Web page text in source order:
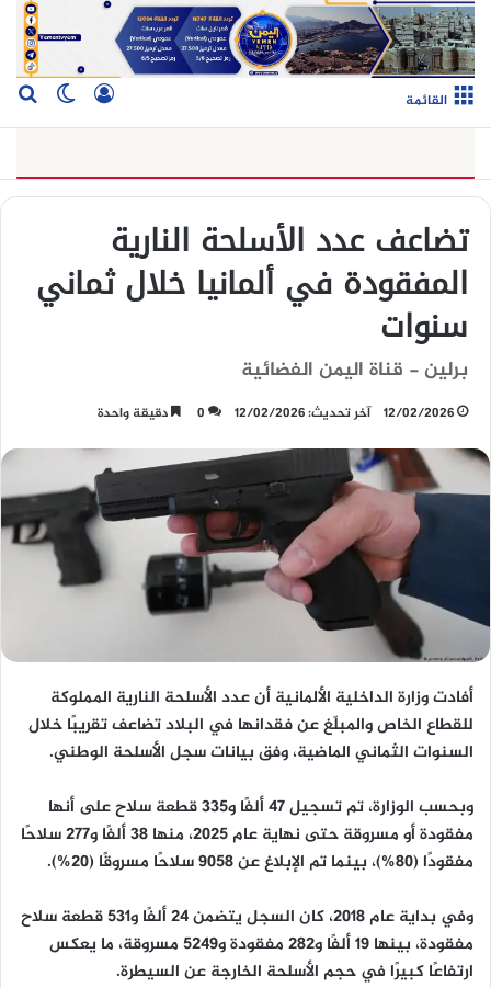
تسجيل القائمة
تضاعف عدد الأسلحة النارية
المفقودة في ألمانيا خلال ثماني
سنوات
برلين - قناة اليمن الفضائية
12/02/2026 آخر تحديث: 12/02/2026 0 دقيقة واحدة
أفادت وزارة الداخلية الألمانية أن عدد الأسلحة النارية المملوكة
للقطاع الخاص والمبلّغ عن فقدانها في البلاد تضاعف تقريبًا خلال
السنوات الثماني الماضية، وفق بيانات سجل الأسلحة الوطني.
وبحسب الوزارة، تم تسجيل47 ألفًا و335 قطعة سلاح
على أنها
مفقودة أو مسروقة حتى نهاية عام 2025، منها
38 ألفًا و277 سلاحًا
مفقودًا (80%)، بينما تم الإبلاغ عن 9058 سلاحًا مسروقًا
(20%).
وفي بداية عام 2018، كان السجل يتضمن
24 ألفًا و531 قطعة سلاح
مفقودة، بينها 19 ألفًا و282 مفقودة و5249 مسروقة
، ما يعكس
ارتفاعًا كبيرًا في حجم الأسلحة الخارجة عن السيطرة.